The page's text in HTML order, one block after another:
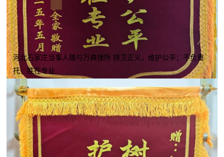
河北石家庄当事人赠与万典律所 捍卫正义，维护公平；不负重
托，胜在专业